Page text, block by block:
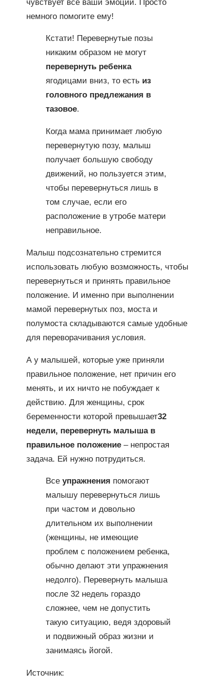
чувствует все ваши эмоции. Просто
немного помогите ему!
Кстати! Перевернутые позы
никаким образом не могут
перевернуть ребенка
ягодицами вниз, то есть из
головного предлежания в
тазовое.
Когда мама принимает любую
перевернутую позу, малыш
получает большую свободу
движений, но пользуется этим,
чтобы перевернуться лишь в
том случае, если его
расположение в утробе матери
неправильное.
Малыш подсознательно стремится
использовать любую возможность, чтобы
перевернуться и принять правильное
положение. И именно при выполнении
мамой перевернутых поз, моста и
полумоста складываются самые удобные
для переворачивания условия.
А у малышей, которые уже приняли
правильное положение, нет причин его
менять, и их ничто не побуждает к
действию. Для женщины, срок
беременности которой превышает32
недели, перевернуть малыша в
правильное положение– непростая
задача. Ей нужно потрудиться.
Все упражнения помогают
малышу перевернуться лишь
при частом и довольно
длительном их выполнении
(женщины, не имеющие
проблем с положением ребенка,
обычно делают эти упражнения
недолго). Перевернуть малыша
после 32 недель гораздо
сложнее, чем не допустить
такую ситуацию, ведя здоровый
и подвижный образ жизни и
занимаясь йогой.
Источник: